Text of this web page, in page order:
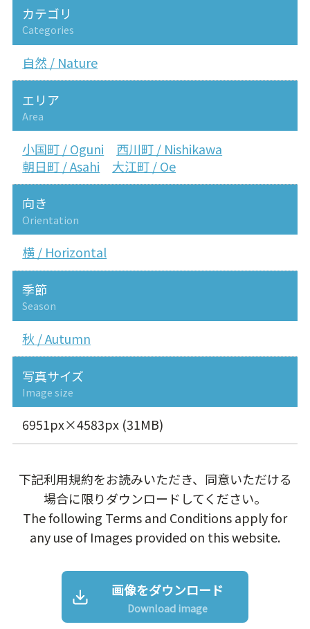
カテゴリ
Categories
自然 / Nature
エリア
Area
小国町 / Oguni
西川町 / Nishikawa
朝日町 / Asahi
大江町 / Oe
向き
Orientation
横 / Horizontal
季節
Season
秋 / Autumn
写真サイズ
Image size
6951px×4583px (31MB)
下記利用規約をお読みいただき、同意いただける
場合に限りダウンロードしてください。
The following Terms and Conditions apply for
any use of Images provided on this website.
画像をダウンロード
Download image